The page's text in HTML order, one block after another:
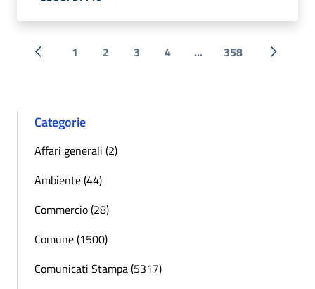
« Precedente
1 2 3 4 ... 358
Categorie
Affari generali (2)
Ambiente (44)
Commercio (28)
Comune (1500)
Comunicati Stampa (5317)